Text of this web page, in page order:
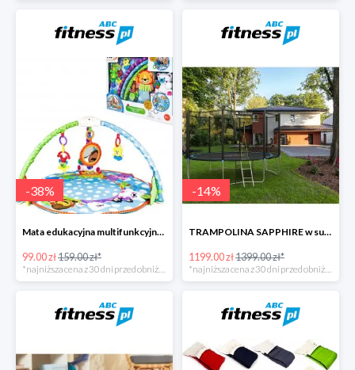
-38%
Mata edukacyjna multifunkcyjna z muzyką
99.00 zł159.00 zł*
-14%
TRAMPOLINA SAPPHIRE w super cenie
1199.00 zł1399.00 zł*